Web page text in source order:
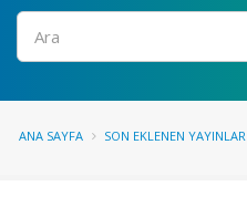
Ara
ANA SAYFA SON EKLENEN YAYINLAR